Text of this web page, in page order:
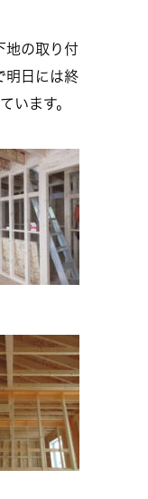
地の取り付
明日には終
います。